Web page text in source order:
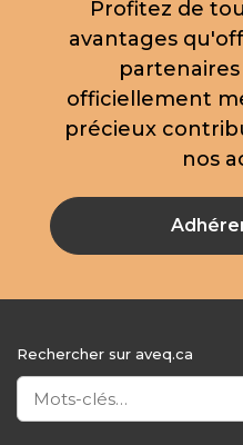
Profitez de
avantages
officiellement
précieux
nos
Rechercher sur aveq.ca